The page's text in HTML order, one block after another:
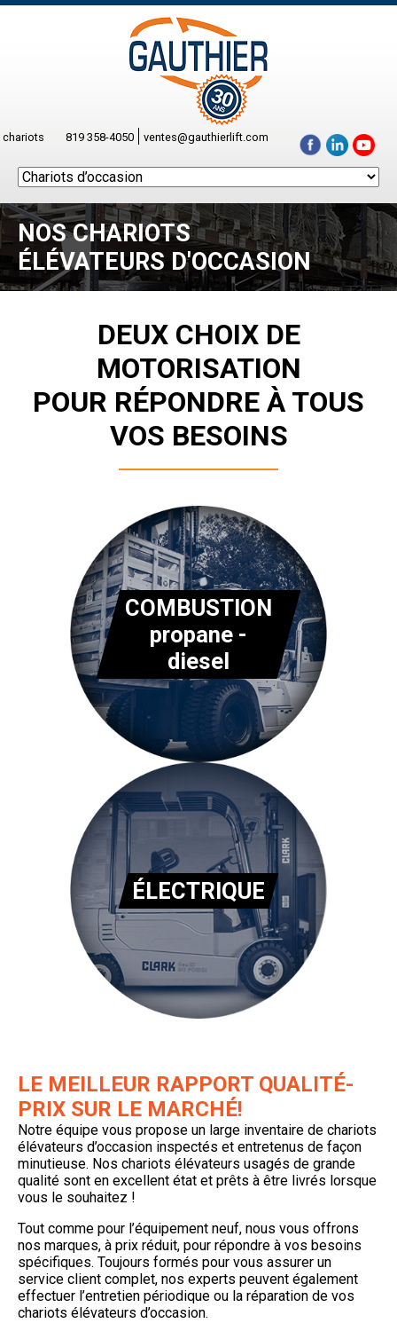
chariots 819 358-4050 ventes@gauthierlift.com
NOS CHARIOTS
ÉLÉVATEURS D'OCCASION
DEUX CHOIX DE
MOTORISATION
POUR RÉPONDRE À TOUS
VOS BESOINS
COMBUSTION
propane -
diesel
ÉLECTRIQUE
LE MEILLEUR RAPPORT QUALITÉ-
PRIX SUR LE MARCHÉ!
Notre équipe vous propose un large inventaire de chariots
élévateurs d’occasion inspectés et entretenus de façon
minutieuse. Nos chariots élévateurs usagés de grande
qualité sont en excellent état et prêts à être livrés lorsque
vous le souhaitez !
Tout comme pour l’équipement neuf, nous vous offrons
nos marques, à prix réduit, pour répondre à vos besoins
spécifiques. Toujours formés pour vous assurer un
service client complet, nos experts peuvent également
effectuer l’entretien périodique ou la réparation de vos
chariots élévateurs d’occasion.